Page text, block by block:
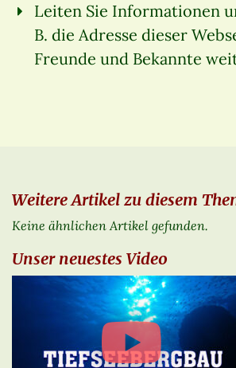
Leiten Sie Informationen
B. die Adresse dieser
Freunde und Bekannte
Weitere Artikel zu diesem
Keine ähnlichen Artikel gefunden.
Unser neuestes Video